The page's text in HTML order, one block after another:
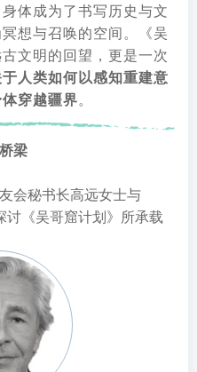
体成为了书写历史与文
想与召唤的空间。《吴
文明的回望，更是一次
人类如何以感知重建意
穿越疆界。
梁
会秘书长高远女士与
《吴哥窟计划》所承载